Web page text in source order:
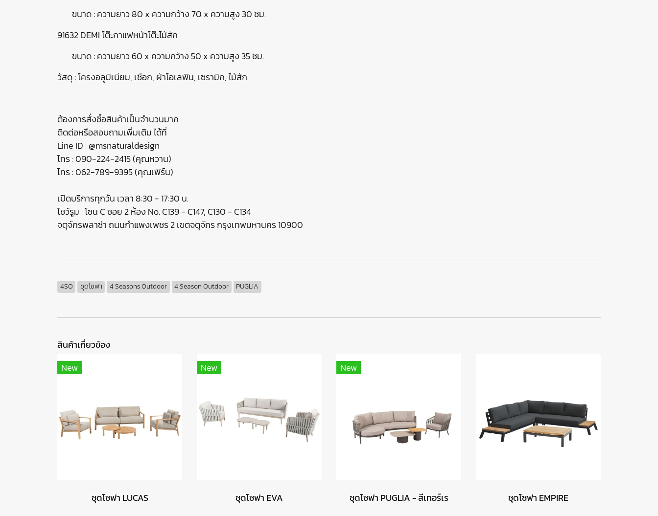
ขนาด : ความยาว 80 x ความกว้าง 70 x ความสูง 30 ซม.
91632 DEMI โต๊ะกาแฟหน้าโต๊ะไม้สัก
ขนาด : ความยาว 60 x ความกว้าง 50 x ความสูง 35 ซม.
วัสดุ : โครงอลูมิเนียม, เชือก, ผ้าโอเลฟิน, เซรามิก, ไม้สัก
ต้องการสั่งซื้อสินค้าเป็นจำนวนมาก
ติดต่อหรือสอบถามเพิ่มเติม ได้ที่
Line ID : @msnaturaldesign
โทร : 090-224-2415 (คุณหวาน)
โทร : 062-789-9395 (คุณเฟิร์น)
เปิดบริการทุกวัน เวลา 8:30 - 17:30 น.
โชว์รูม : โซน C ซอย 2 ห้อง No. C139 - C147, C130 - C134
จตุจักรพลาซ่า ถนนกำแพงเพชร 2 เขตจตุจักร กรุงเทพมหานคร 10900
4SO ชุดโซฟา 4 Seasons Outdoor 4 Season Outdoor PUGLIA
สินค้าเกี่ยวข้อง
New
ชุดโซฟา LUCAS
New
ชุดโซฟา EVA
New
ชุดโซฟา PUGLIA - สีเทอร์เร ชุดโซฟา EMPIRE